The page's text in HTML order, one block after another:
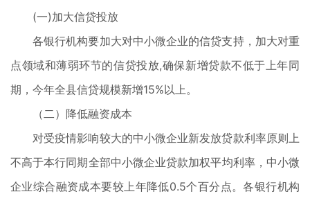
(一)加大信贷投放
各银行机构要加大对中小微企业的信贷支持，加大对重
点领域和薄弱环节的信贷投放,确保新增贷款不低于上年同
期，今年全县信贷规模新增15%以上。
（二）降低融资成本
对受疫情影响较大的中小微企业新发放贷款利率原则上
不高于本行同期全部中小微企业贷款加权平均利率，中小微
企业综合融资成本要较上年降低0.5个百分点。各银行机构